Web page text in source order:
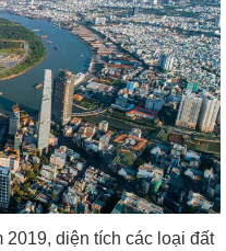
diện tích các loại đất